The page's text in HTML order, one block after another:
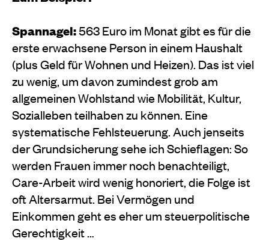
Spannagel:563 Euro im Monat gibt es für die
erste erwachsene Person in einem Haushalt
(plus Geld für Wohnen und Heizen). Das ist viel
zu wenig, um davon zumindest grob am
allgemeinen Wohlstand wie Mobilität, Kultur,
Sozialleben teilhaben zu können. Eine
systematische Fehlsteuerung. Auch jenseits
der Grundsicherung sehe ich Schieflagen: So
werden Frauen immer noch benachteiligt,
Care-Arbeit wird wenig honoriert, die Folge ist
oft Altersarmut. Bei Vermögen und
Einkommen geht es eher um steuerpolitische
Gerechtigkeit …